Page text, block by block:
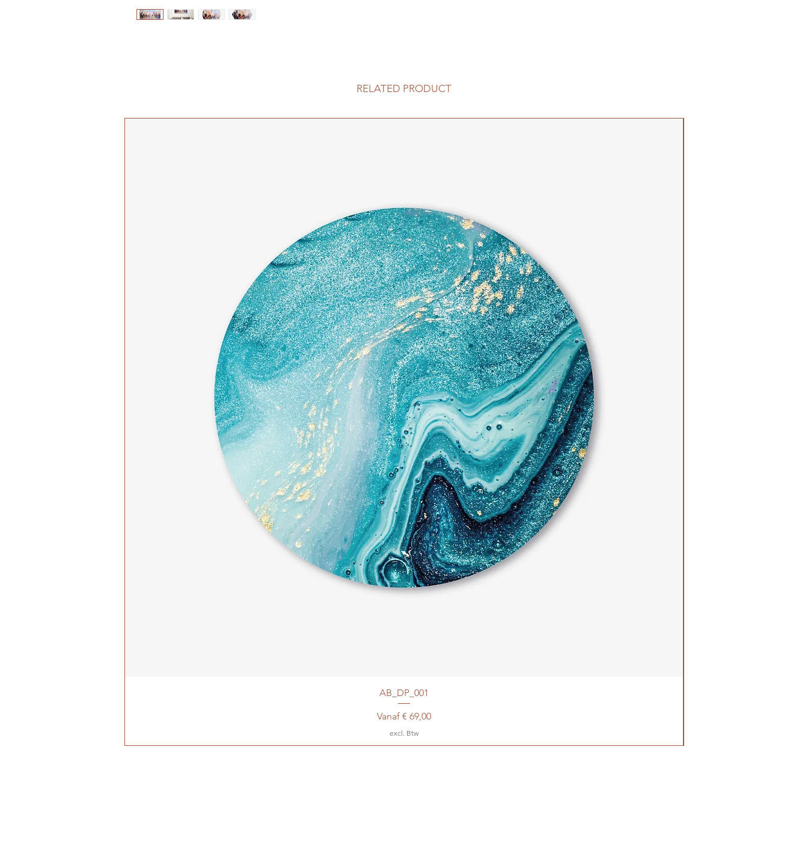
RELATED PRODUCT
AB_DP_001
Vanaf € 69,00
Verkoopprijs
excl. Btw